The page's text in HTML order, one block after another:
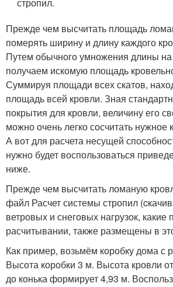
стропил.
Прежде чем высчитать площадь
померять ширину и длину каждого
Путем обычного умножения длины
получаем искомую площадь
Суммируя площади всех скатов,
площадь всей кровли. Зная
покрытия для кровли, величину его
можно очень легко сосчитать нужное
А вот для расчета несущей
нужно будет воспользоваться
ниже.
Прежде чем высчитать ломаную
файл Расчет системы стропил
ветровых и снеговых нагрузок, какие
расчитывании, также размещены в
Как пример, возьмём коробку дома с
Высота коробки 3 м. Высота кровли
до конька формирует 4,93 м.